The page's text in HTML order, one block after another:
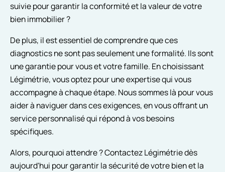
suivie pour garantir la conformité et la valeur de votre
bien immobilier ?
De plus, il est essentiel de comprendre que ces
diagnostics ne sont pas seulement une formalité. Ils sont
une garantie pour vous et votre famille. En choisissant
Légimétrie, vous optez pour une expertise qui vous
accompagne à chaque étape. Nous sommes là pour vous
aider à naviguer dans ces exigences, en vous offrant un
service personnalisé qui répond à vos besoins
spécifiques.
Alors, pourquoi attendre ? Contactez Légimétrie dès
aujourd'hui pour garantir la sécurité de votre bien et la